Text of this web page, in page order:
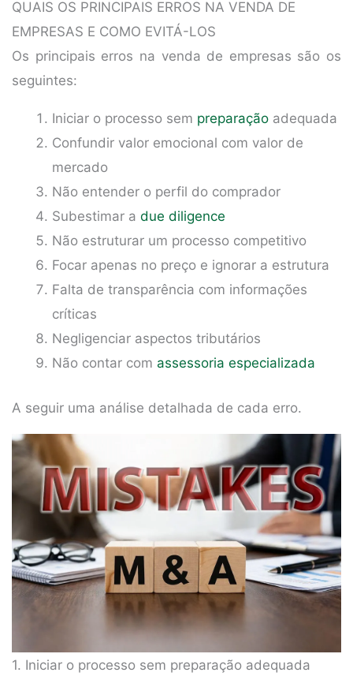
QUAIS OS PRINCIPAIS ERROS NA VENDA DE
EMPRESAS E COMO EVITÁ-LOS
Os principais erros na venda de empresas são os
seguintes:
Iniciar o processo sem preparação adequada
Confundir valor emocional com valor de
mercado
Não entender o perfil do comprador
Subestimar a due diligence
Não estruturar um processo competitivo
Focar apenas no preço e ignorar a estrutura
Falta de transparência com informações
críticas
Negligenciar aspectos tributários
Não contar com assessoria especializada
A seguir uma análise detalhada de cada erro.
1. Iniciar o processo sem preparação adequada